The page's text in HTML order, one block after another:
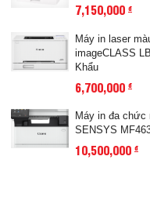
7,150,000 đ
Máy in laser
imageCLASS
Khẩu
6,700,000 đ
Máy in đa chức
SENSYS
10,500,000 đ